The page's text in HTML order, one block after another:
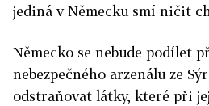
jediná v Německu smí ničit
Německo se nebude podílet
nebezpečného arzenálu ze
odstraňovat látky, které při